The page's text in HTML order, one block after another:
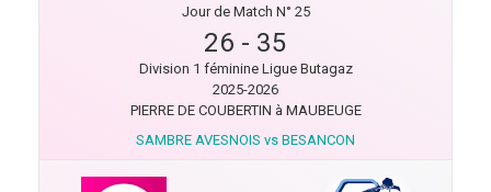
Jour de Match N° 25
26 - 35
Division 1 féminine Ligue Butagaz
2025-2026
PIERRE DE COUBERTIN à MAUBEUGE
SAMBRE AVESNOIS vs BESANCON